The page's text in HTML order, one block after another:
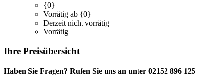
{0}
Vorrätig ab {0}
Derzeit nicht vorrätig
Vorrätig
Ihre Preisübersicht
Haben Sie Fragen? Rufen Sie uns an unter 02152 896 125